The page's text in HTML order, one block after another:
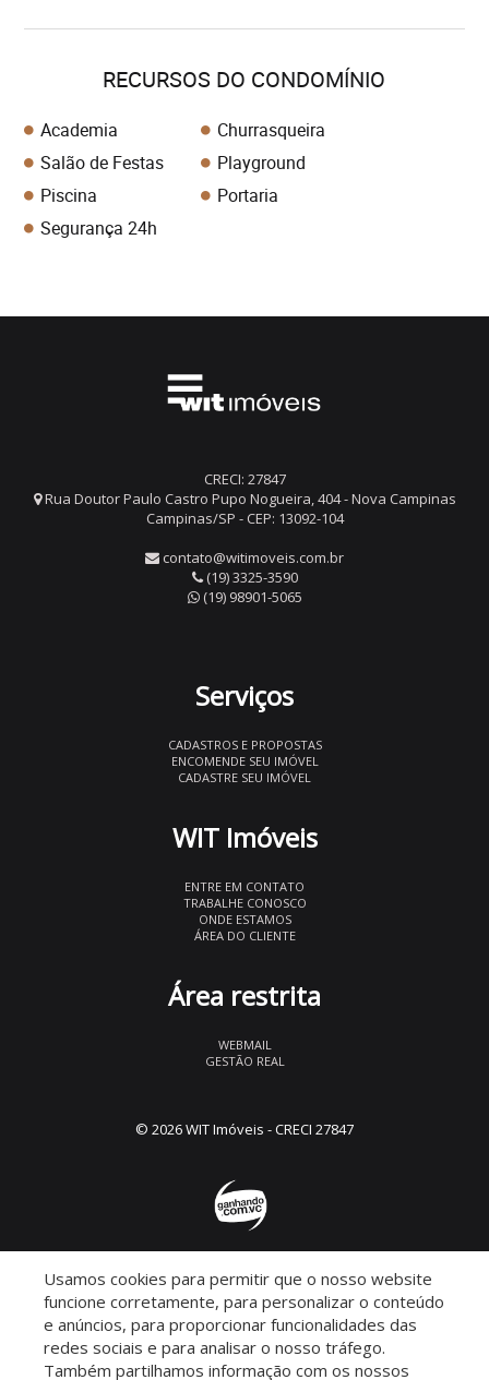
RECURSOS DO CONDOMÍNIO
Academia
Churrasqueira
Salão de Festas
Playground
Piscina
Portaria
Segurança 24h
CRECI: 27847
Rua Doutor Paulo Castro Pupo Nogueira, 404 - Nova Campinas
Campinas/SP - CEP: 13092-104
contato@witimoveis.com.br
(19) 3325-3590
(19) 98901-5065
Serviços
CADASTROS E PROPOSTAS
ENCOMENDE SEU IMÓVEL
CADASTRE SEU IMÓVEL
WIT Imóveis
ENTRE EM CONTATO
TRABALHE CONOSCO
ONDE ESTAMOS
ÁREA DO CLIENTE
Área restrita
WEBMAIL
GESTÃO REAL
© 2026 WIT Imóveis - CRECI 27847
Descomplicado por:
Usamos cookies para permitir que o nosso website
funcione corretamente, para personalizar o conteúdo
e anúncios, para proporcionar funcionalidades das
redes sociais e para analisar o nosso tráfego.
Também partilhamos informação com os nossos